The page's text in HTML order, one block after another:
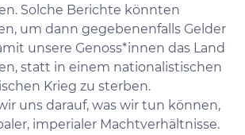
Solche Berichte könnten
um dann gegebenenfalls Gelder
unsere Genoss*innen das Land
statt in einem nationalistischen
Krieg zu sterben.
uns darauf, was wir tun können,
imperialer Machtverhältnisse.